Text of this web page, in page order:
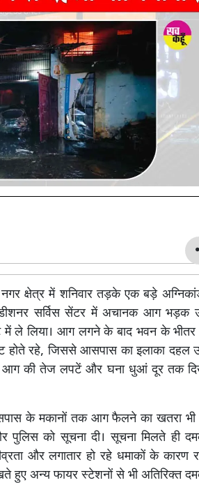
क्षेत्र में शनिवार तड़के एक बड़े
सर्विस सेंटर में अचानक आग भड़क
में ले लिया। आग लगने के बाद भवन के
होते रहे, जिससे आसपास का इलाका दहल
आग की तेज लपटें और घना धुआं दूर तक
के मकानों तक आग फैलने का खतरा भी
पुलिस को सूचना दी। सूचना मिलते ही
और लगातार हो रहे धमाकों के कारण
हुए अन्य फायर स्टेशनों से भी अतिरिक्त